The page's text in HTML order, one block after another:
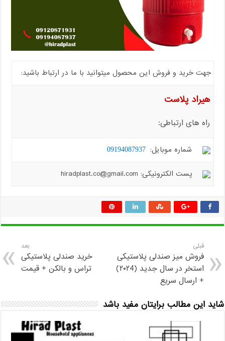
جهت خرید و فروش این محصول میتوانید با ما در ارتباط باشید:
هیراد پلاست
راه های ارتباطی:
شماره موبایل: 09194087937
پست الکترونیکی: hiradplast.co@gmail.com
قبلی
فروش میز صندلی پلاستیکی
استخر در سال جدید (۲۰۲4)
+ ارسال سریع
بعد
خرید صندلی پلاستیکی
تراس و بالکن + قیمت
شاید این مطالب برایتان مفید باشد